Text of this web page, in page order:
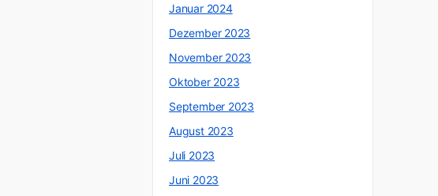
Januar 2024
Dezember 2023
November 2023
Oktober 2023
September 2023
August 2023
Juli 2023
Juni 2023